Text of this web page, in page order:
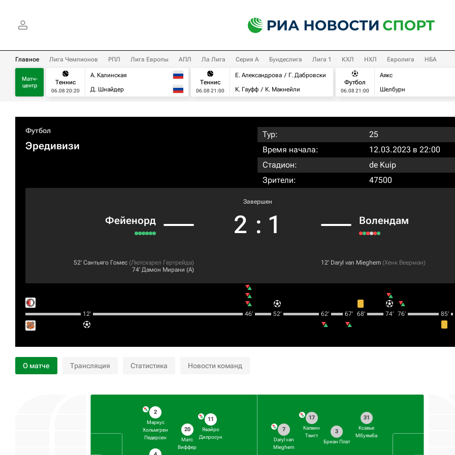
Главное Лига Чемпионов РПЛ Лига Европы АПЛ Ла Лига Серия А Бундеслига Лига 1 КХЛ НХЛ Евролига НБА
Матч-
центр
Теннис
06.08 20:20
А. Калинская
Д. Шнайдер
Теннис
06.08 21:00
Е. Александрова
Г. Дабровски
К. Гауфф
К. Макнейли
Футбол
06.08 21:00
Аякс
Шелбурн
Футбол
Эредивизи
Тур:
25
Время начала:
12.03.2023 в 22:00
Стадион:
de Kuip
Зрители:
47500
Фейенорд
Завершен
2 : 1 Волендам
52‎’‎ Сантьяго Гомес (Лютсхарел Гертрейда)
74‎’‎ Дамон Мирани (А)
12‎’‎ Daryl van Mieghem (Хенк Веерман)
12‎’‎ 46‎’‎ 52‎’‎ 62‎’‎ 67‎’‎ 68‎’‎ 74‎’‎ 76‎’‎ 85‎’‎
О матче Трансляция Статистика Новости команд
2
Маркус
Хольмгрен
Педерсен
20
Матс
Виффер
11
Явайро
Дилросун
31
Ксавье
Мбуямба
3
Бриан Плат
17
Калвин
Твигт
7
Daryl van
Mieghem